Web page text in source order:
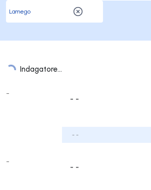
Indagatore...
Elenco Uffici
-
- -
- -
-
- -